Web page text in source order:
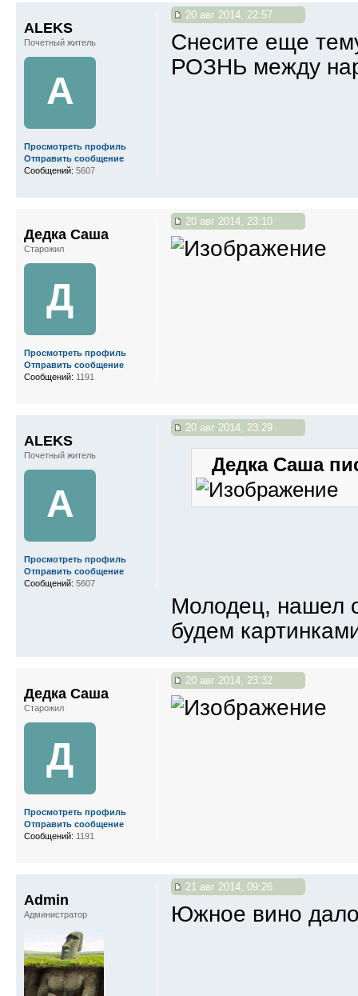
20 авг 2014, 22:57
Снесите еще
РОЗНЬ между
ALEKS
Почетный житель
A
Просмотреть профиль
Отправить сообщение
Сообщений: 5607
20 авг 2014, 23:10
Дедка Саша
Старожил
Д
Просмотреть профиль
Отправить сообщение
Сообщений: 1191
20 авг 2014, 23:29
Дедка Саша
Молодец, нашел
будем
ALEKS
Почетный житель
A
Просмотреть профиль
Отправить сообщение
Сообщений: 5607
20 авг 2014, 23:32
Дедка Саша
Старожил
Д
Просмотреть профиль
Отправить сообщение
Сообщений: 1191
21 авг 2014, 09:26
Южное вино
Admin
Администратор